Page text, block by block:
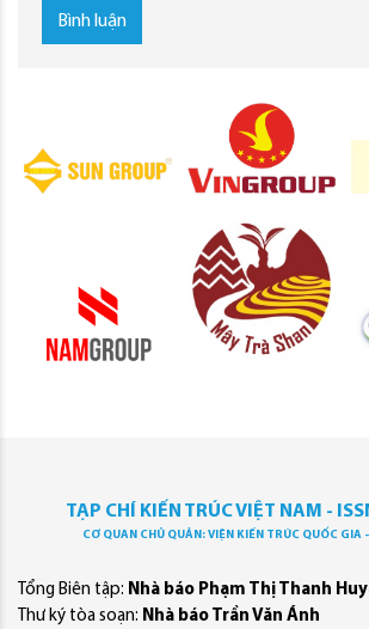
Bình luận
TẠP CHÍ KIẾN TRÚC VIỆT NAM -
CƠ QUAN CHỦ QUẢN: VIỆN KIẾN TRÚC QUỐC GIA
Tổng Biên tập: Nhà báo Phạm Thị Thanh
Thư ký tòa soạn: Nhà báo Trần Văn Ánh